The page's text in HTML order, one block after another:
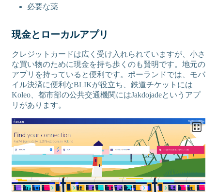
必要な薬
現金とローカルアプリ
クレジットカードは広く受け入れられていますが、小さ
な買い物のために現金を持ち歩くのも賢明です。地元の
アプリを持っていると便利です。ポーランドでは、モバ
イル決済に便利なBLIKが役立ち、鉄道チケットには
Koleo、都市部の公共交通機関にはJakdojadeというアプ
リがあります。